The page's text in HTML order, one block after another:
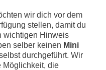
wir dich vor dem
stellen, damit du
wichtigen Hinweis
selber keinen Mini
durchgeführt. Wir
Möglichkeit, die